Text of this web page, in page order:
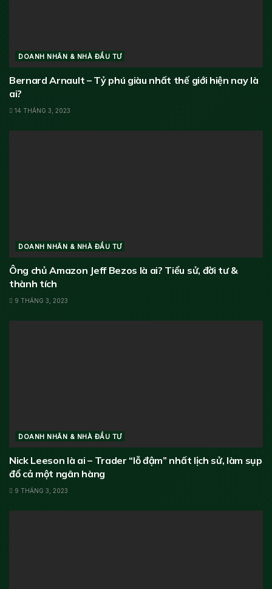
DOANH NHÂN & NHÀ ĐẦU TƯ
Bernard Arnault – Tỷ phú giàu nhất thế giới hiện nay là
ai?
14 THÁNG 3, 2023
DOANH NHÂN & NHÀ ĐẦU TƯ
Ông chủ Amazon Jeff Bezos là ai? Tiểu sử, đời tư &
thành tích
9 THÁNG 3, 2023
DOANH NHÂN & NHÀ ĐẦU TƯ
Nick Leeson là ai – Trader “lỗ đậm” nhất lịch sử, làm sụp
đổ cả một ngân hàng
9 THÁNG 3, 2023